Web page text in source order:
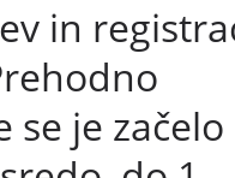
in
se je začelo